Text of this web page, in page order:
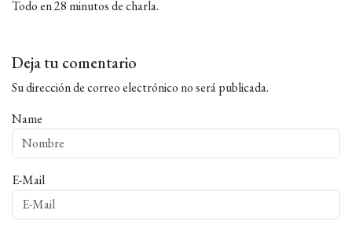
Todo en 28 minutos de charla.
Deja tu comentario
Su dirección de correo electrónico no será publicada.
Name
E-Mail